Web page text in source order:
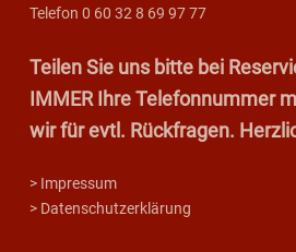
Telefon 0 60 32 8 69 97 77
Teilen Sie uns bitte bei
IMMER Ihre Telefonnummer
wir für evtl. Rückfragen.
> Impressum
> Datenschutzerklärung